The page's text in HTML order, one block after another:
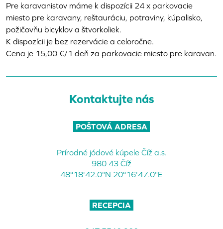
Pre karavanistov máme k dispozícii 24 x parkovacie
miesto pre karavany, reštauráciu, potraviny, kúpalisko,
požičovňu bicyklov a štvorkoliek.
K dispozícii je bez rezervácie a celoročne.
Cena je 15,00 €/1 deň za parkovacie miesto pre karavan.
Kontaktujte nás
POŠTOVÁ ADRESA
Prírodné jódové kúpele Číž a.s.
980 43 Číž
48°18'42.0"N 20°16'47.0"E
RECEPCIA